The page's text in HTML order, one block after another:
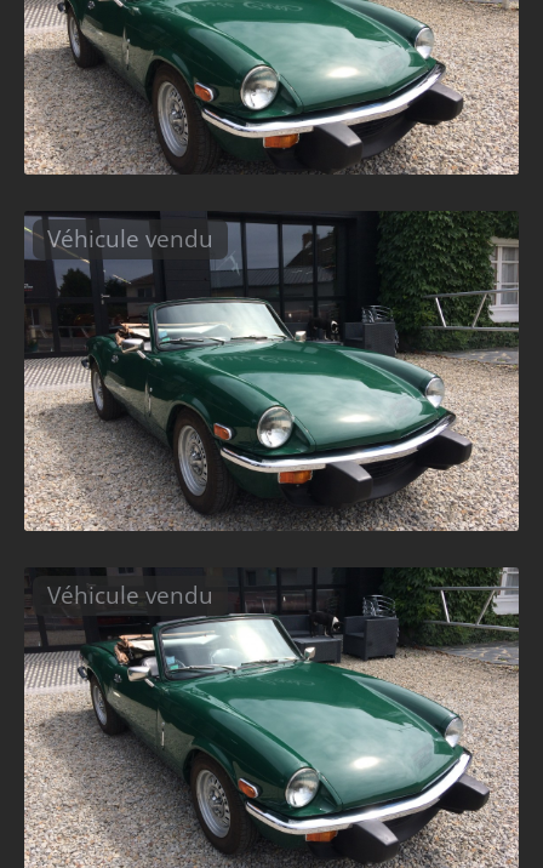
Véhicule vendu
Véhicule vendu